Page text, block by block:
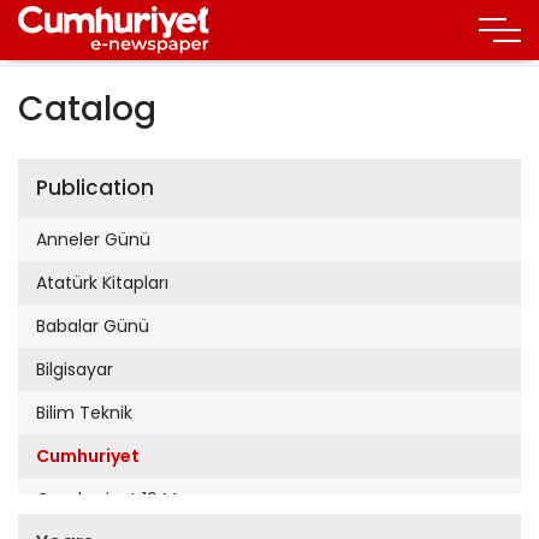
Catalog
Publication
Anneler Günü
Atatürk Kitapları
Babalar Günü
Bilgisayar
Bilim Teknik
Cumhuriyet
Cumhuriyet 19 Mayıs